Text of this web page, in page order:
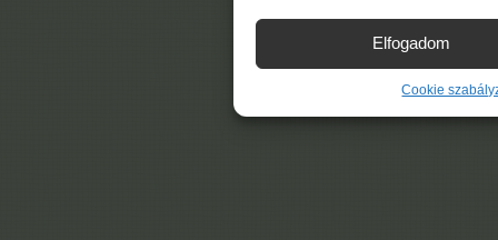
Elfogadom
Cookie